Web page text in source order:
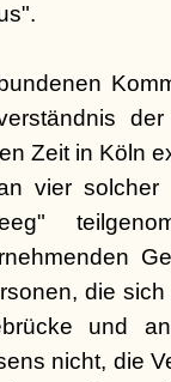
Zeit in Köln
vier
die
und
nicht, die